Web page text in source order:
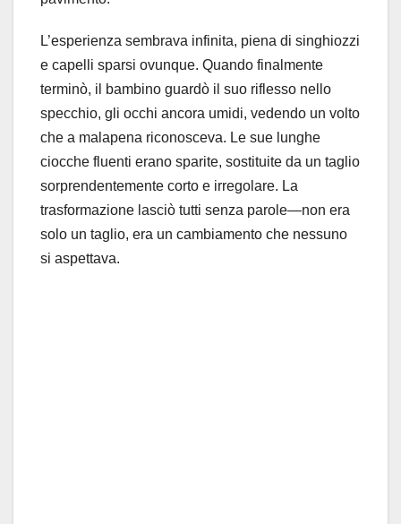
L’esperienza sembrava infinita, piena di singhiozzi
e capelli sparsi ovunque. Quando finalmente
terminò, il bambino guardò il suo riflesso nello
specchio, gli occhi ancora umidi, vedendo un volto
che a malapena riconosceva. Le sue lunghe
ciocche fluenti erano sparite, sostituite da un taglio
sorprendentemente corto e irregolare. La
trasformazione lasciò tutti senza parole—non era
solo un taglio, era un cambiamento che nessuno
si aspettava.